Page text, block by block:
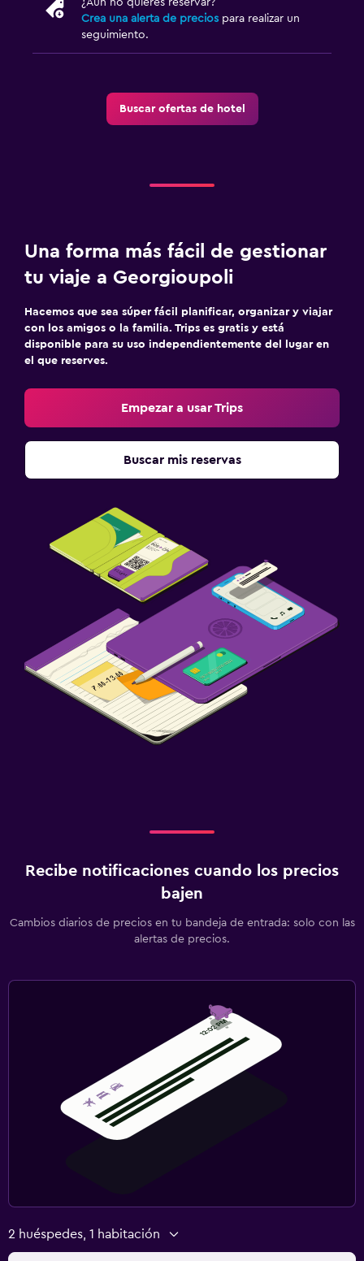
Crea una alerta de precios para realizar un
seguimiento.
Buscar ofertas de hotel
Una forma más fácil de gestionar
tu viaje a Georgioupoli
Hacemos que sea súper fácil planificar, organizar y viajar
con los amigos o la familia. Trips es gratis y está
disponible para su uso independientemente del lugar en
el que reserves.
Empezar a usar Trips
Buscar mis reservas
Recibe notificaciones cuando los precios
bajen
Cambios diarios de precios en tu bandeja de entrada: solo con las
alertas de precios.
2 huéspedes, 1 habitación